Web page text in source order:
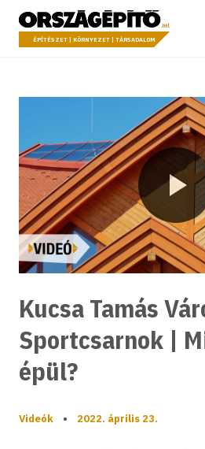
a tartalomhoz
Országépítő
ÉPÍTÉSZET | KÖRNYEZET | TÁRSADALOM
Kucsa Tamás
Sportcsarnok |
épül?
Videók • 2022. április 23.